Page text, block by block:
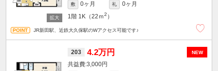
敷 0ヶ月 礼
0ヶ月
1階 1K（22ｍ2 ）
JR新田駅、近鉄大久保駅のWアクセス可能です♪
NEW
203 4.2万円
3,000円